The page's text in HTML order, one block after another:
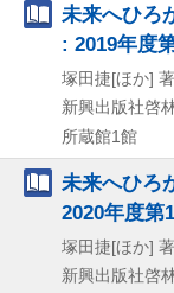
未来へひろ
: 2019年度
塚田捷[ほか] 著
新興出版社啓
所蔵館1館
未来へひろ
2020年度第
塚田捷[ほか] 著
新興出版社啓